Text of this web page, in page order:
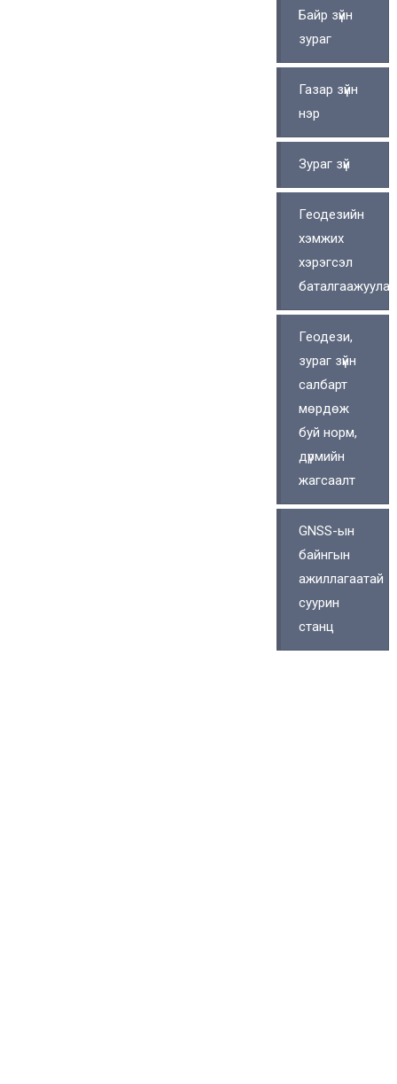
Байр зүйн
зураг
Газар зүйн
нэр
Зураг зүй
Геодезийн
хэмжих
хэрэгсэл
Геодези,
зураг зүйн
салбарт
мөрдөж
буй норм,
дүрмийн
жагсаалт
GNSS-ын
байнгын
ажиллагаатай
суурин
станц